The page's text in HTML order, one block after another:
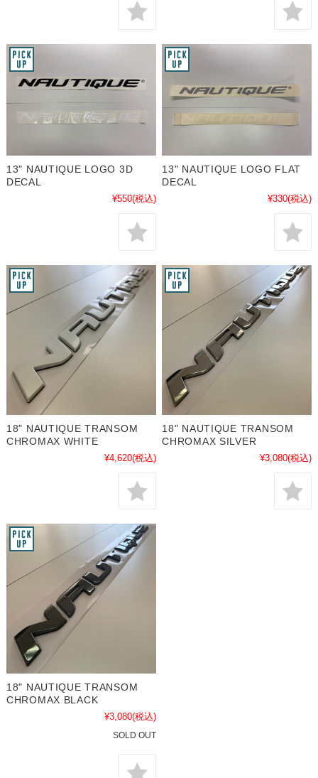
13" NAUTIQUE LOGO 3D
DECAL
¥550(税込)
13" NAUTIQUE LOGO FLAT
DECAL
¥330(税込)
18" NAUTIQUE TRANSOM
CHROMAX WHITE
¥4,620(税込)
18" NAUTIQUE TRANSOM
CHROMAX SILVER
¥3,080(税込)
18" NAUTIQUE TRANSOM
CHROMAX BLACK
¥3,080(税込)
SOLD OUT